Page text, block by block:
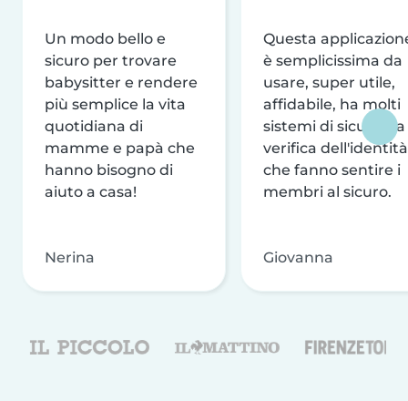
Un modo bello e
sicuro per trovare
babysitter e rendere
più semplice la vita
quotidiana di
mamme e papà che
hanno bisogno di
aiuto a casa!
Nerina
Questa
è semplicissima da
usare, super utile,
affidabile, ha molti
sistemi di sicurezza
verifica dell'identità
che fanno sentire i
membri al sicuro.
Giovanna